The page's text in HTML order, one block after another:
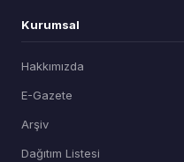
Kurumsal
Hakkımızda
E-Gazete
Arşiv
Dağıtım Listesi